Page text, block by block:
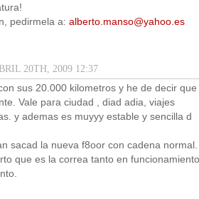
pedirmela a: alberto.manso@yahoo.es
20TH, 2009 12:37
sus 20.000 kilometros y he de decir que
Vale para ciudad , diad adia, viajes
y ademas es muyyy estable y sencilla d
sacad la nueva f8oor con cadena normal.
que es la correa tanto en funcionamiento